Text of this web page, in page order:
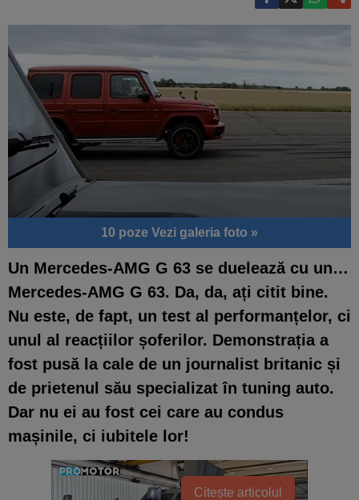
10 poze Vezi galeria foto »
Un Mercedes-AMG G 63 se duelează cu un…
Mercedes-AMG G 63. Da, da, ați citit bine.
Nu este, de fapt, un test al performanțelor, ci
unul al reacțiilor șoferilor. Demonstrația a
fost pusă la cale de un journalist britanic și
de prietenul său specializat în tuning auto.
Dar nu ei au fost cei care au condus
mașinile, ci iubitele lor!
Citește articolul